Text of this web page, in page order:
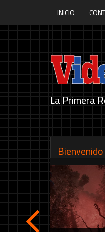
INICIO
La Primera
Bienvenido